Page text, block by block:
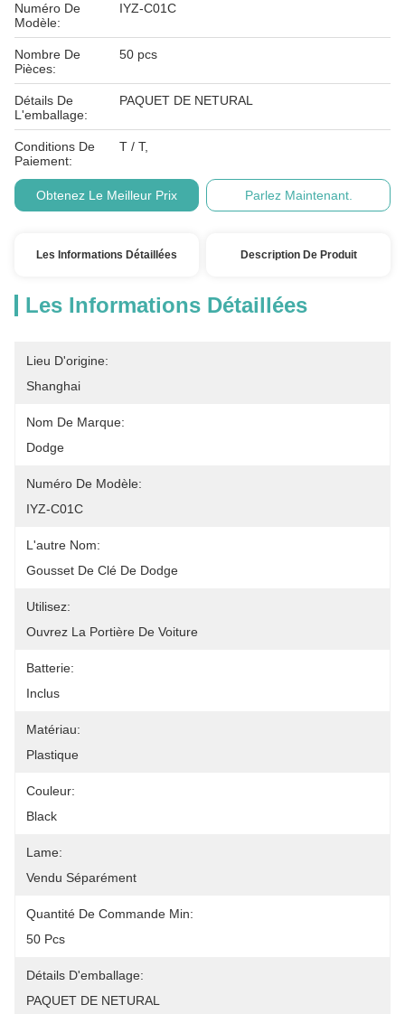
Numéro De
Modèle:
IYZ-C01C
Nombre De
Pièces:
50 pcs
Détails De
L'emballage:
PAQUET DE NETURAL
Conditions De
Paiement:
T / T,
Obtenez Le Meilleur Prix Parlez Maintenant.
Les Informations Détaillées Description De Produit
Les Informations Détaillées
Lieu D'origine:
Shanghai
Nom De Marque:
Dodge
Numéro De Modèle:
IYZ-C01C
L'autre Nom:
Gousset De Clé De Dodge
Utilisez:
Ouvrez La Portière De Voiture
Batterie:
Inclus
Matériau:
Plastique
Couleur:
Black
Lame:
Vendu Séparément
Quantité De Commande Min:
50 Pcs
Détails D'emballage:
PAQUET DE NETURAL